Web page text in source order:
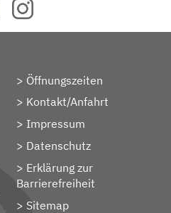
Öffnungszeiten
Kontakt/Anfahrt
Impressum
Datenschutz
Erklärung zur
Barrierefreiheit
Sitemap